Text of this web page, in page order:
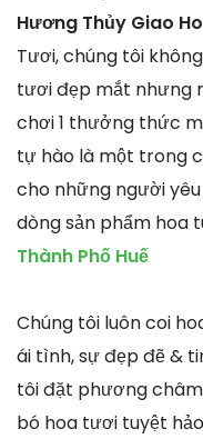
Hương Thủy Giao
Tươi, chúng tôi
tươi đẹp mắt nhưng
chơi 1 thưởng thức
tự hào là một trong
cho những người
dòng sản phẩm hoa
Thành Phố Huế
Chúng tôi luôn coi
ái tình, sự đẹp đẽ &
tôi đặt phương
bó hoa tươi tuyệt